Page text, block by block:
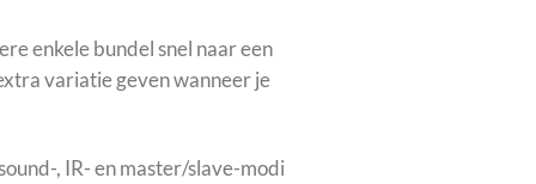
enkele bundel snel naar een
variatie geven wanneer je
, IR- en master/slave-modi